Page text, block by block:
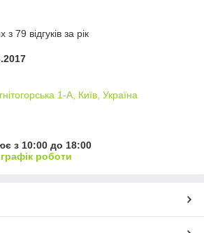
79 відгуків за рік
1-А, Київ, Україна
з 10:00 до 18:00
роботи